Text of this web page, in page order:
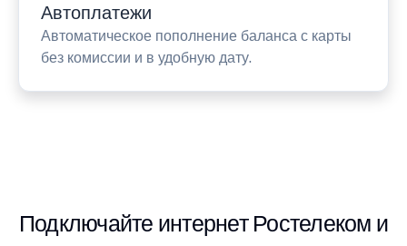
Автоплатежи
Автоматическое пополнение баланса с карты
без комиссии и в удобную дату.
Подключайте интернет Ростелеком и